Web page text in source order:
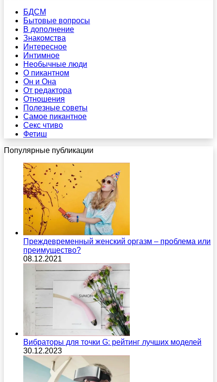
БДСМ
Бытовые вопросы
В дополнение
Знакомства
Интересное
Интимное
Необычные люди
О пикантном
Он и Она
От редактора
Отношения
Полезные советы
Самое пикантное
Секс чтиво
Фетиш
Популярные публикации
Преждевременный женский оргазм – проблема или
преимущество?
08.12.2021
Вибраторы для точки G: рейтинг лучших моделей
30.12.2023